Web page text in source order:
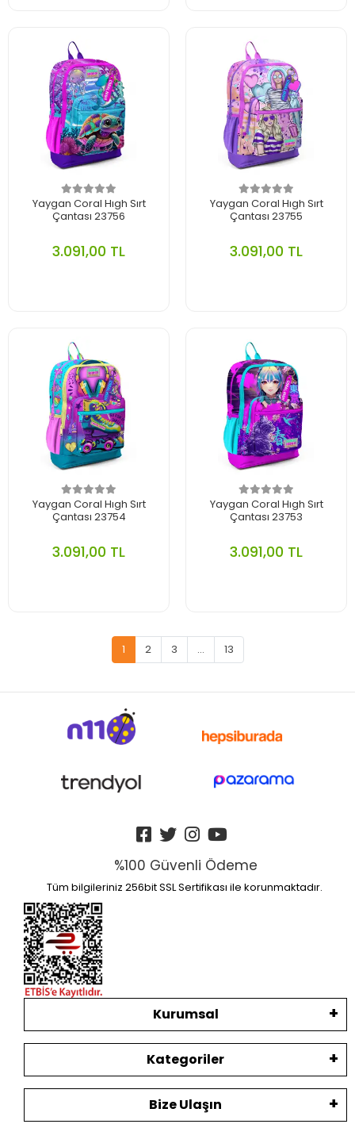
Yaygan Coral Hıgh Sırt
Çantası 23756
3.091,00 TL
Yaygan Coral Hıgh Sırt
Çantası 23755
3.091,00 TL
Yaygan Coral Hıgh Sırt
Çantası 23754
3.091,00 TL
Yaygan Coral Hıgh Sırt
Çantası 23753
3.091,00 TL
1 2 3 ... 13
%100 Güvenli Ödeme
Tüm bilgileriniz 256bit SSL Sertifikası ile korunmaktadır.
Kurumsal
Kategoriler
Bize Ulaşın